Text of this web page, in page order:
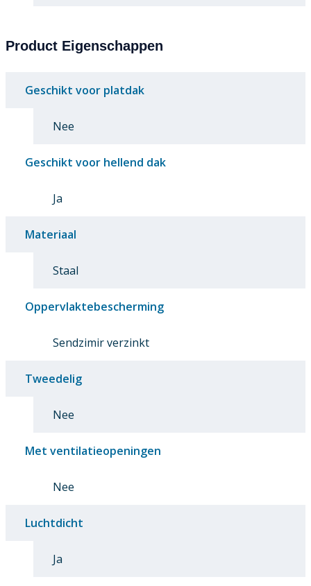
Product Eigenschappen
Geschikt voor platdak
Nee
Geschikt voor hellend dak
Ja
Materiaal
Staal
Oppervlaktebescherming
Sendzimir verzinkt
Tweedelig
Nee
Met ventilatieopeningen
Nee
Luchtdicht
Ja